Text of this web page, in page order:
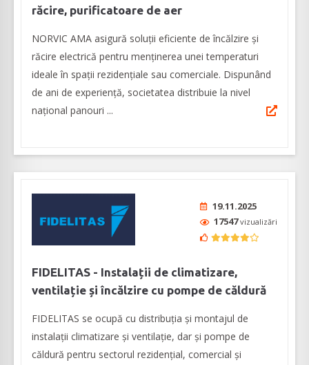
răcire, purificatoare de aer
NORVIC AMA asigură soluții eficiente de încălzire și
răcire electrică pentru menținerea unei temperaturi
ideale în spații rezidențiale sau comerciale. Dispunând
de ani de experienţă, societatea distribuie la nivel
național panouri ...
19.11.2025
17547vizualizări
FIDELITAS - Instalații de climatizare,
ventilație și încălzire cu pompe de căldură
FIDELITAS se ocupă cu distribuția și montajul de
instalații climatizare și ventilație, dar și pompe de
căldură pentru sectorul rezidențial, comercial și